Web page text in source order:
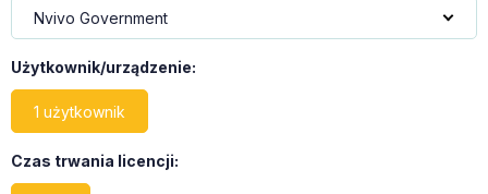
Użytkownik/urządzenie:
1 użytkownik
Czas trwania licencji: